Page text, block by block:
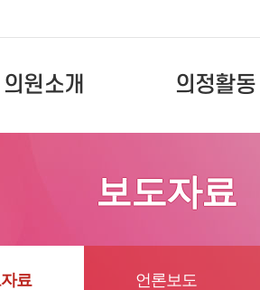
의원소개 의정활동
보도자료
료 언론보도